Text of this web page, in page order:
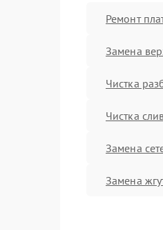
Ремонт
Замена
Чистка
Чистка
Замена
Замена